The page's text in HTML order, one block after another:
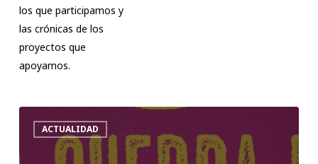
ACTUALIDAD
la
los que participamos y
las crónicas de los
proyectos que
apoyamos.